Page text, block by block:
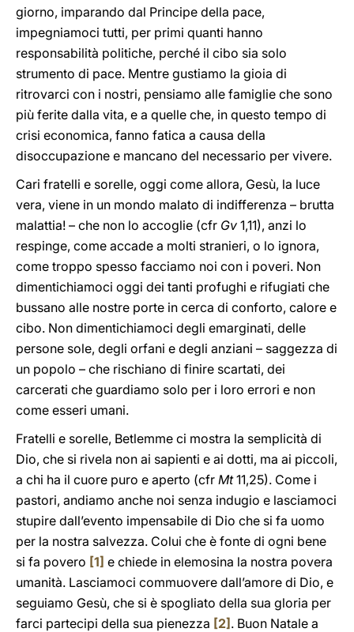
giorno, imparando dal Principe della pace,
impegniamoci tutti, per primi quanti hanno
responsabilità politiche, perché il cibo sia solo
strumento di pace. Mentre gustiamo la gioia di
ritrovarci con i nostri, pensiamo alle famiglie che sono
più ferite dalla vita, e a quelle che, in questo tempo di
crisi economica, fanno fatica a causa della
disoccupazione e mancano del necessario per vivere.
Cari fratelli e sorelle, oggi come allora, Gesù, la luce
vera, viene in un mondo malato di indifferenza – brutta
malattia! – che non lo accoglie (cfr Gv 1,11), anzi lo
respinge, come accade a molti stranieri, o lo ignora,
come troppo spesso facciamo noi con i poveri. Non
dimentichiamoci oggi dei tanti profughi e rifugiati che
bussano alle nostre porte in cerca di conforto, calore e
cibo. Non dimentichiamoci degli emarginati, delle
persone sole, degli orfani e degli anziani – saggezza di
un popolo – che rischiano di finire scartati, dei
carcerati che guardiamo solo per i loro errori e non
come esseri umani.
Fratelli e sorelle, Betlemme ci mostra la semplicità di
Dio, che si rivela non ai sapienti e ai dotti, ma ai piccoli,
a chi ha il cuore puro e aperto (cfr Mt11,25). Come i
pastori, andiamo anche noi senza indugio e lasciamoci
stupire dall’evento impensabile di Dio che si fa uomo
per la nostra salvezza. Colui che è fonte di ogni bene
si fa povero [1] e chiede in elemosina la nostra povera
umanità. Lasciamoci commuovere dall’amore di Dio, e
seguiamo Gesù, che si è spogliato della sua gloria per
farci partecipi della sua pienezza [2] . Buon Natale a